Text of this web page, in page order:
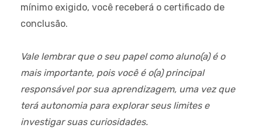
mínimo exigido, você receberá o certificado de
conclusão.
Vale lembrar que o seu papel como aluno(a) é o
mais importante, pois você é o(a) principal
responsável por sua aprendizagem, uma vez que
terá autonomia para explorar seus limites e
investigar suas curiosidades.